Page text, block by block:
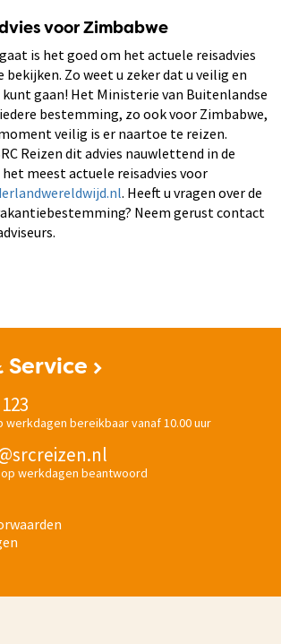
voor Zimbabwe
is het goed om het actuele reisadvies
Zo weet u zeker dat u veilig en
gaan! Het Ministerie van Buitenlandse
bestemming, zo ook voor Zimbabwe,
veilig is er naartoe te reizen.
Reizen dit advies nauwlettend in de
meest actuele reisadvies voor
. Heeft u vragen over de
Neem gerust contact
Service
werkdagen bereikbaar vanaf 10.00 uur
werkdagen beantwoord